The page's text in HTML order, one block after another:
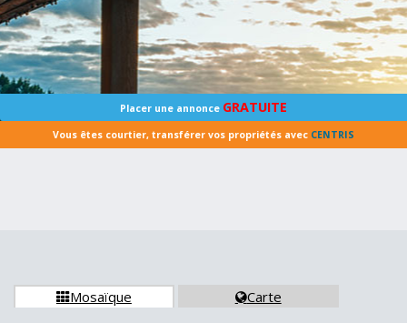
Placer une annonce GRATUITE
Vous êtes courtier, transférer vos propriétés avec CENTRIS
Mosaïque Carte